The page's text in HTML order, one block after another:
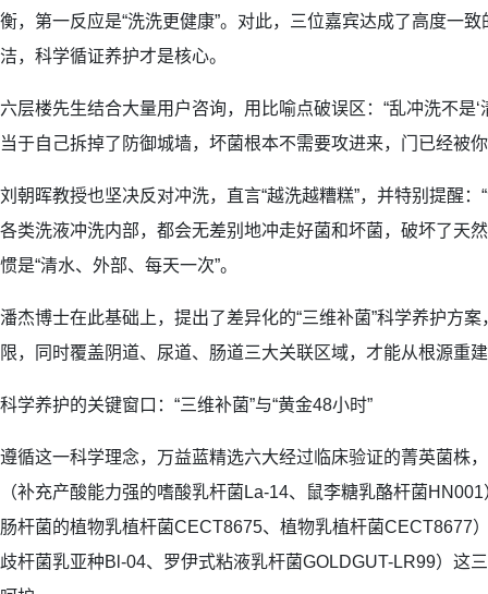
衡，第一反应是“洗洗更健康”。对此，三位嘉宾达成了高度一
洁，科学循证养护才是核心。
六层楼先生结合大量用户咨询，用比喻点破误区：“乱冲洗不是‘
当于自己拆掉了防御城墙，坏菌根本不需要攻进来，门已经被
刘朝晖教授也坚决反对冲洗，直言“越洗越糟糕”，并特别提醒
各类洗液冲洗内部，都会无差别地冲走好菌和坏菌，破坏了天
惯是“清水、外部、每天一次”。
潘杰博士在此基础上，提出了差异化的“三维补菌”科学养护方
限，同时覆盖阴道、尿道、肠道三大关联区域，才能从根源重
科学养护的关键窗口：“三维补菌”与“黄金48小时”
遵循这一科学理念，万益蓝精选六大经过临床验证的菁英菌株
（补充产酸能力强的嗜酸乳杆菌La-14、鼠李糖乳酪杆菌
肠杆菌的植物乳植杆菌CECT8675、植物乳植杆菌CECT8677
歧杆菌乳亚种Bl-04、罗伊式粘液乳杆菌GOLDGUT-LR99）这